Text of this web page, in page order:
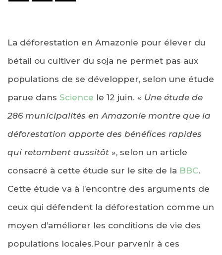
La déforestation en Amazonie pour élever du
bétail ou cultiver du soja ne permet pas aux
populations de se développer, selon une étude
parue dans Science le 12 juin. « Une étude de
286 municipalités en Amazonie montre que la
déforestation apporte des bénéfices rapides
qui retombent aussitôt », selon un article
consacré à cette étude sur le site de la BBC.
Cette étude va à l’encontre des arguments de
ceux qui défendent la déforestation comme un
moyen d’améliorer les conditions de vie des
populations locales.Pour parvenir à ces